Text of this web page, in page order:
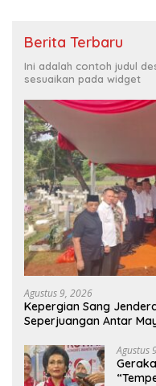
Berita Terbaru
Ini adalah contoh judul
sesuaikan pada widget
Agustus 9, 2026
Kepergian Sang
Seperjuangan Antar
Agustus